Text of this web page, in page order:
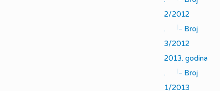
2/2012
.
|_ Broj
3/2012
2013. godina
.
|_ Broj
1/2013